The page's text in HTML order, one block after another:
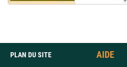
PLAN DU SITE
AIDE